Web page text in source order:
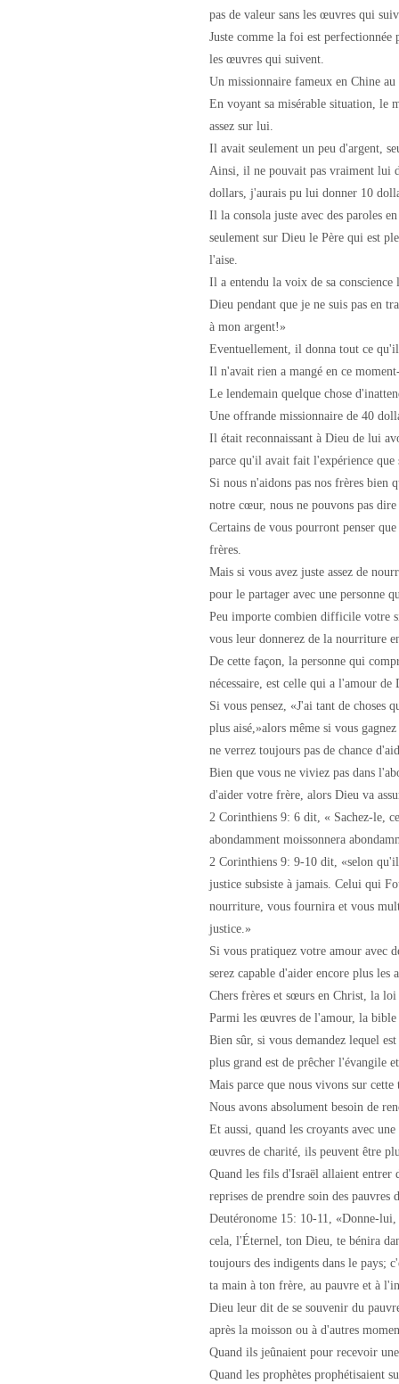
pas de valeur sans les œuvres qui
Juste comme la foi est
les œuvres qui suivent.
Un missionnaire fameux en Chine
En voyant sa misérable situation, le
assez sur lui.
Il avait seulement un peu d'argent,
Ainsi, il ne pouvait pas vraiment lui
dollars, j'aurais pu lui donner 10
Il la consola juste avec des paroles
seulement sur Dieu le Père qui est
l'aise.
Il a entendu la voix de sa
Dieu pendant que je ne suis pas en
à mon argent!»
Eventuellement, il donna tout ce
Il n'avait rien a mangé en ce
Le lendemain quelque chose
Une offrande missionnaire de 40
Il était reconnaissant à Dieu de lui
parce qu'il avait fait l'expérience que
Si nous n'aidons pas nos frères bien
notre cœur, nous ne pouvons pas
Certains de vous pourront penser
frères.
Mais si vous avez juste assez de
pour le partager avec une personne
Peu importe combien difficile votre
vous leur donnerez de la nourriture
De cette façon, la personne qui
nécessaire, est celle qui a l'amour de
Si vous pensez, «J'ai tant de choses
plus aisé,»alors même si vous
ne verrez toujours pas de chance
Bien que vous ne viviez pas dans
d'aider votre frère, alors Dieu va
2 Corinthiens 9: 6 dit, « Sachez-le,
abondamment moissonnera
2 Corinthiens 9: 9-10 dit, «selon
justice subsiste à jamais. Celui qui
nourriture, vous fournira et vous
justice.»
Si vous pratiquez votre amour avec
serez capable d'aider encore plus les
Chers frères et sœurs en Christ, la
Parmi les œuvres de l'amour, la
Bien sûr, si vous demandez lequel
plus grand est de prêcher l'évangile
Mais parce que nous vivons sur cette
Nous avons absolument besoin de
Et aussi, quand les croyants avec
œuvres de charité, ils peuvent être
Quand les fils d'Israël allaient entrer
reprises de prendre soin des pauvres
Deutéronome 15: 10-11, «Donne-
cela, l'Éternel, ton Dieu, te bénira
toujours des indigents dans le pays;
ta main à ton frère, au pauvre et à
Dieu leur dit de se souvenir du
après la moisson ou à d'autres
Quand ils jeûnaient pour recevoir
Quand les prophètes prophétisaient